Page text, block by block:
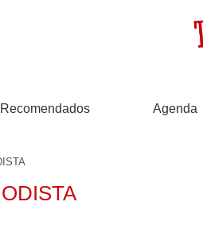
Recomendados Agenda